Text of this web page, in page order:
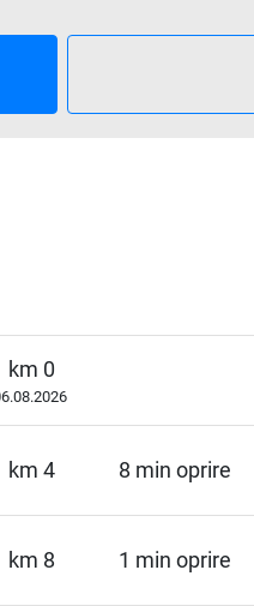
km 0
km 4 8 min oprire
km 8 1 min oprire